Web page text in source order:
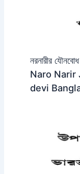
নরনারীর
Naro Narir
devi